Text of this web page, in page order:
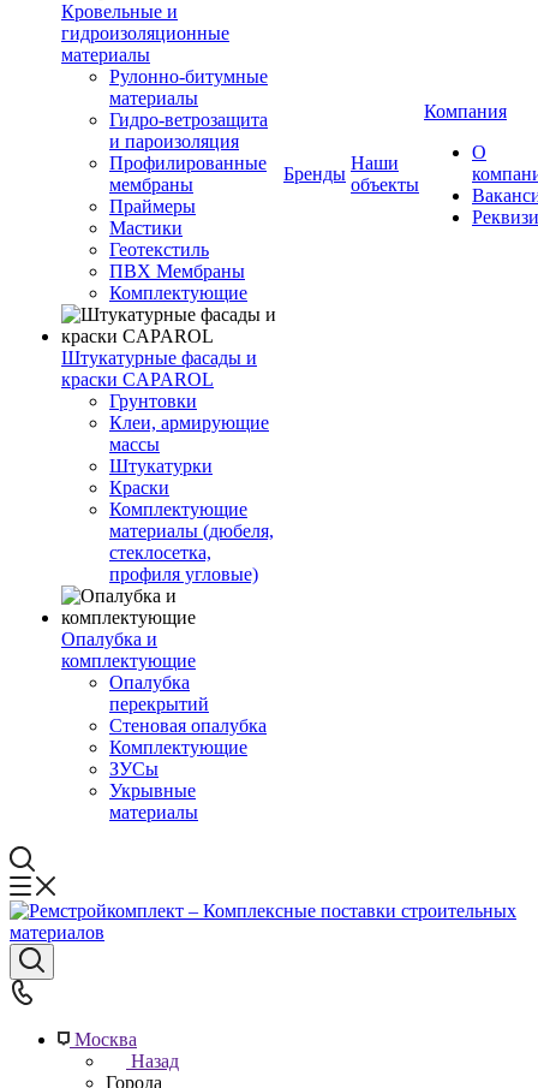
Кровельные и
гидроизоляционные
материалы
Рулонно-битумные
материалы
Гидро-ветрозащита
и пароизоляция
Профилированные
мембраны
Праймеры
Мастики
Геотекстиль
ПВХ Мембраны
Комплектующие
Штукатурные фасады и
краски CAPAROL
Грунтовки
Клеи, армирующие
массы
Штукатурки
Краски
Комплектующие
материалы (дюбеля,
стеклосетка,
профиля угловые)
Опалубка и
комплектующие
Опалубка
перекрытий
Стеновая опалубка
Комплектующие
ЗУСы
Укрывные
материалы
Бренды
Наши
объекты
Компания
О
Москва
Назад
Города